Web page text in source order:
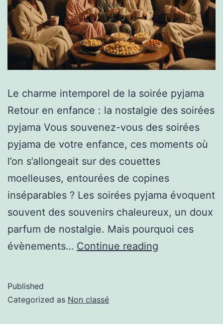
Le charme intemporel de la soirée pyjama
Retour en enfance : la nostalgie des soirées
pyjama Vous souvenez-vous des soirées
pyjama de votre enfance, ces moments où
l’on s’allongeait sur des couettes
moelleuses, entourées de copines
inséparables ? Les soirées pyjama évoquent
souvent des souvenirs chaleureux, un doux
parfum de nostalgie. Mais pourquoi ces
évènements… Continue reading
Published
Categorized as Non classé